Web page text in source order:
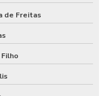
de Freitas